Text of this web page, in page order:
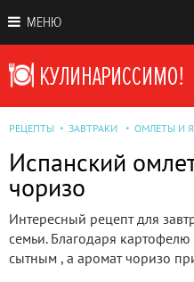
МЕНЮ
РЕЦЕПТЫ ЗАВТРАКИ ОМЛЕТЫ И
Испанский
чоризо
Интересный рецепт для
семьи. Благодаря
сытным , а аромат чоризо